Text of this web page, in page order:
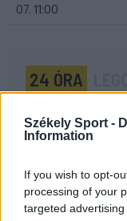
Székely Sport -
Information
If you wish to opt-
processing of your
targeted
07. 11:00
24 ÓRA
21:58
Nagy pofonba
20:17
Idegenben